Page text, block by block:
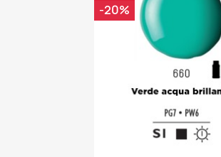
-20%